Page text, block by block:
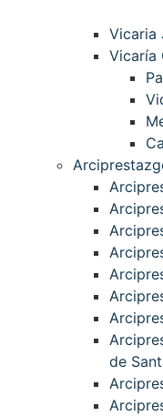
Vicaria
Vicaría
de